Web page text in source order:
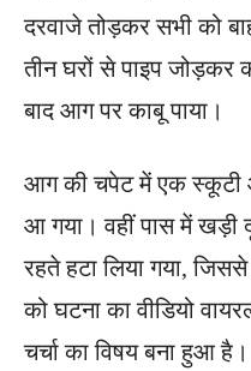
दरवाजे तोड़कर सभी को
तीन घरों से पाइप
बाद आग पर काबू पाया।
आग की चपेट में एक स्कूटी
आ गया। वहीं पास में खड़ी
रहते हटा लिया गया,
को घटना का वीडियो
चर्चा का विषय बना हुआ है।